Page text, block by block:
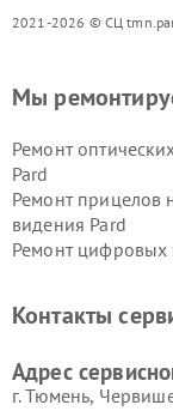
2021-2026 © СЦ
Мы
Ремонт
Pard
Ремонт прицелов
видения Pard
Ремонт цифровых
Контакты
Адрес
г. Тюмень,